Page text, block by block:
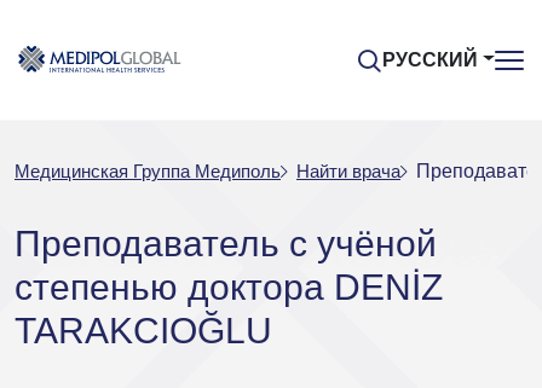
РУССКИЙ
Медицинская Группа Медиполь Найти врача
Преподаватель с учёной
степенью доктора DENİZ
TARAKCIOĞLU